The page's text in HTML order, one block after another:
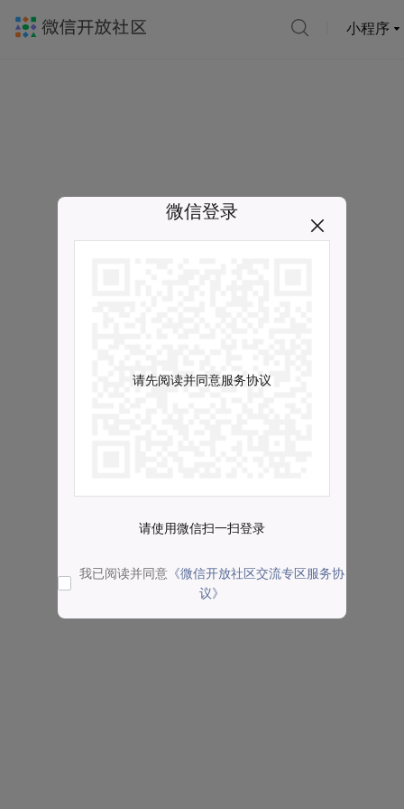
小程序
微信登录
请先阅读并同意服务协议
请使用微信扫一扫登录
我已阅读并同意 《微信开放社区交流专区服务协
议》